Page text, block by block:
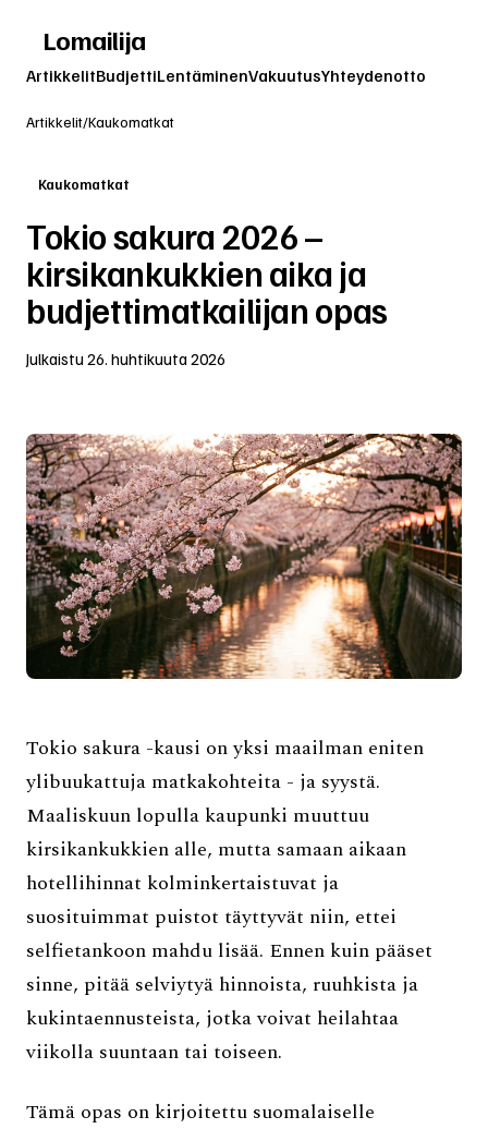
Lomailija
ArtikkelitBudjettiLentäminenVakuutusYhteydenotto
Artikkelit/Kaukomatkat
Kaukomatkat
Tokio sakura 2026 –
kirsikankukkien aika ja
budjettimatkailijan opas
Julkaistu 26. huhtikuuta 2026
Tokio sakura -kausi on yksi maailman eniten
ylibuukattuja matkakohteita - ja syystä.
Maaliskuun lopulla kaupunki muuttuu
kirsikankukkien alle, mutta samaan aikaan
hotellihinnat kolminkertaistuvat ja
suosituimmat puistot täyttyvät niin, ettei
selfietankoon mahdu lisää. Ennen kuin pääset
sinne, pitää selviytyä hinnoista, ruuhkista ja
kukintaennusteista, jotka voivat heilahtaa
viikolla suuntaan tai toiseen.
Tämä opas on kirjoitettu suomalaiselle